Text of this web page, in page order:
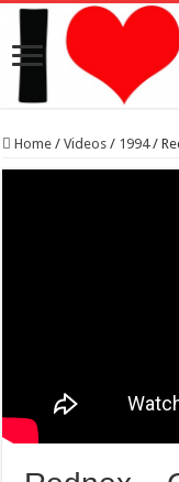
Home / Videos / 1994 /